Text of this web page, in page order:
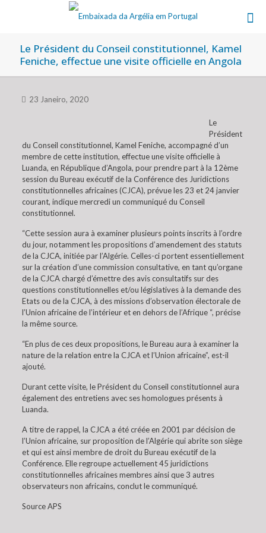
Le Président du Conseil constitutionnel, Kamel
Feniche, effectue une visite officielle en Angola
23 Janeiro, 2020
Le
Président
du Conseil constitutionnel, Kamel Feniche, accompagné d’un
membre de cette institution, effectue une visite officielle à
Luanda, en République d’Angola, pour prendre part à la 12ème
session du Bureau exécutif de la Conférence des Juridictions
constitutionnelles africaines (CJCA), prévue les 23 et 24 janvier
courant, indique mercredi un communiqué du Conseil
constitutionnel.
“Cette session aura à examiner plusieurs points inscrits à l’ordre
du jour, notamment les propositions d’amendement des statuts
de la CJCA, initiée par l’Algérie. Celles-ci portent essentiellement
sur la création d’une commission consultative, en tant qu’organe
de la CJCA chargé d’émettre des avis consultatifs sur des
questions constitutionnelles et/ou législatives à la demande des
Etats ou de la CJCA, à des missions d’observation électorale de
l’Union africaine de l’intérieur et en dehors de l’Afrique “, précise
la même source.
“En plus de ces deux propositions, le Bureau aura à examiner la
nature de la relation entre la CJCA et l’Union africaine”, est-il
ajouté.
Durant cette visite, le Président du Conseil constitutionnel aura
également des entretiens avec ses homologues présents à
Luanda.
A titre de rappel, la CJCA a été créée en 2001 par décision de
l’Union africaine, sur proposition de l’Algérie qui abrite son siège
et qui est ainsi membre de droit du Bureau exécutif de la
Conférence. Elle regroupe actuellement 45 juridictions
constitutionnelles africaines membres ainsi que 3 autres
observateurs non africains, conclut le communiqué.
Source APS